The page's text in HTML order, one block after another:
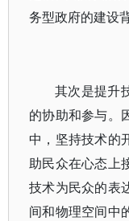
务型政府的建设
其次是提升
的协助和参与。
中，坚持技术的
助民众在心态上
技术为民众的表
间和物理空间中